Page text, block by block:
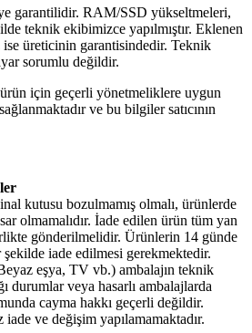
garantilidir. RAM/SSD yükseltmeleri,
teknik ekibimizce yapılmıştır. Eklenen
ise üreticinin garantisindedir. Teknik
sorumlu değildir.
için geçerli yönetmeliklere uygun
ve bu bilgiler satıcının
kutusu bozulmamış olmalı, ürünlerde
olmamalıdır. İade edilen ürün tüm yan
gönderilmelidir. Ürünlerin 14 günde
iade edilmesi gerekmektedir.
eşya, TV vb.) ambalajın teknik
durumlar veya hasarlı ambalajlarda
cayma hakkı geçerli değildir.
ve değişim yapılamamaktadır.